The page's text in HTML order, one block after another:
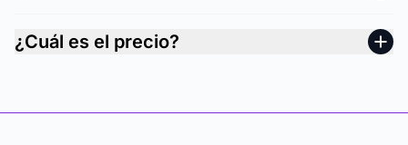
¿Cuál es el precio?